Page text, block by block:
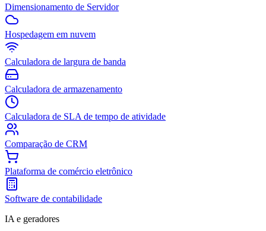
Dimensionamento de Servidor
Hospedagem em nuvem
Calculadora de largura de banda
Calculadora de armazenamento
Calculadora de SLA de tempo de atividade
Comparação de CRM
Plataforma de comércio eletrônico
Software de contabilidade
IA e geradores